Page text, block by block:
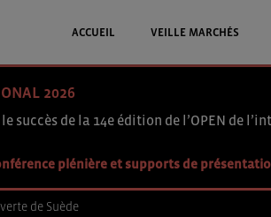
ACCUEIL VEILLE MARCHÉS
2026
succès de la 14e édition de l’OPEN de
plénière et supports de
de Suède